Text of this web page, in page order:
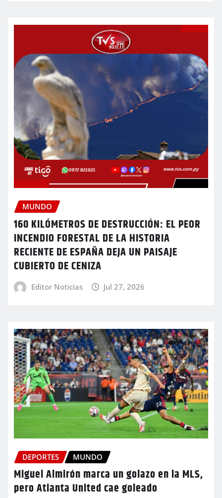
MUNDO
160 KILÓMETROS DE DESTRUCCIÓN: EL PEOR
INCENDIO FORESTAL DE LA HISTORIA
RECIENTE DE ESPAÑA DEJA UN PAISAJE
CUBIERTO DE CENIZA
Editor Noticias Jul 27, 2026
DEPORTES MUNDO
Miguel Almirón marca un golazo en la MLS,
pero Atlanta United cae goleado